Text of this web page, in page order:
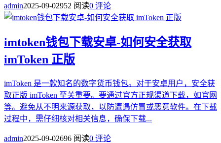
admin2025-09-02952 阅读0 评论
imtoken钱包下载安卓-如何安全获取
imToken 正版
imToken 是一款知名的数字货币钱包。对于安卓用户，安全获
取正版 imToken 至关重要。要通过官方正规渠道下载，如官网
等。避免从不明来源获取，以防遭遇仿冒或恶意软件。在下载
过程中，需仔细核对相关信息，确保下载...
admin2025-09-02696 阅读0 评论